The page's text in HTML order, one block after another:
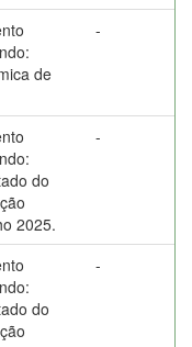
de
-
do
2025.
-
do
-